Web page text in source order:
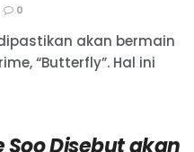
0
akan bermain
“Butterfly”. Hal ini
Soo Disebut akan